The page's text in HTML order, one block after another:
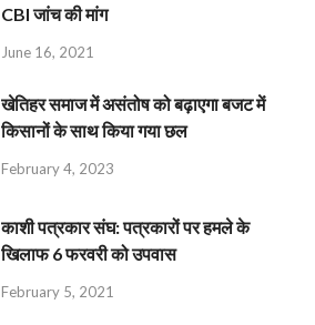
CBI जांच की मांग
June 16, 2021
खेतिहर समाज में असंतोष को बढ़ाएगा बजट में
किसानों के साथ किया गया छल
February 4, 2023
काशी पत्रकार संघ: पत्रकारों पर हमले के
खिलाफ 6 फरवरी को उपवास
February 5, 2021